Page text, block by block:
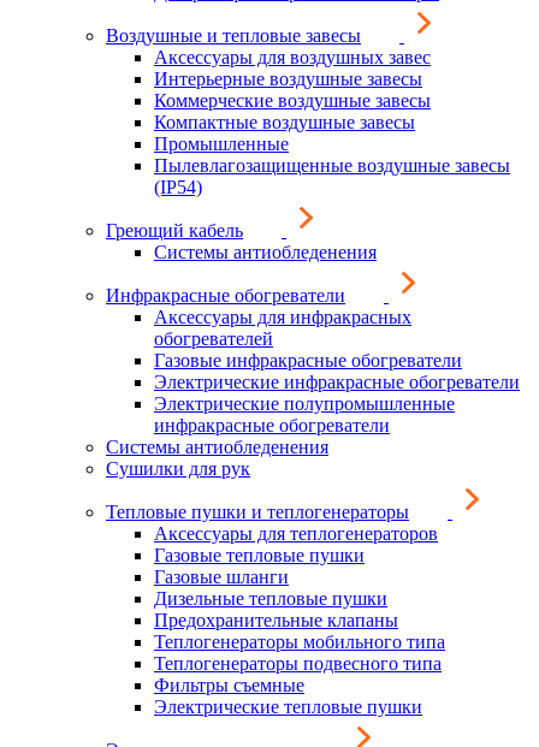
Воздушные и тепловые завесы
Аксессуары для воздушных завес
Интерьерные воздушные завесы
Коммерческие воздушные завесы
Компактные воздушные завесы
Промышленные
Пылевлагозащищенные воздушные завесы
(IP54)
Греющий кабель
Системы антиобледенения
Инфракрасные обогреватели
Аксессуары для инфракрасных
обогревателей
Газовые инфракрасные обогреватели
Электрические инфракрасные обогреватели
Электрические полупромышленные
инфракрасные обогреватели
Системы антиобледенения
Сушилки для рук
Тепловые пушки и теплогенераторы
Аксессуары для теплогенераторов
Газовые тепловые пушки
Газовые шланги
Дизельные тепловые пушки
Предохранительные клапаны
Теплогенераторы мобильного типа
Теплогенераторы подвесного типа
Фильтры съемные
Электрические тепловые пушки